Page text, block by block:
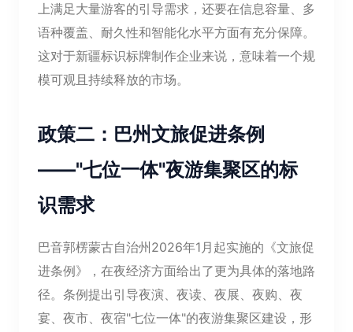
上满足大量游客的引导需求，还要在信息容量、多
语种覆盖、耐久性和智能化水平方面有充分保障。
这对于新疆标识标牌制作企业来说，意味着一个规
模可观且持续释放的市场。
政策二：巴州文旅促进条例
——"七位一体"夜游集聚区的标
识需求
巴音郭楞蒙古自治州2026年1月起实施的《文旅促
进条例》，在夜经济方面给出了更为具体的落地路
径。条例提出引导夜演、夜读、夜展、夜购、夜
宴、夜市、夜宿"七位一体"的夜游集聚区建设，形